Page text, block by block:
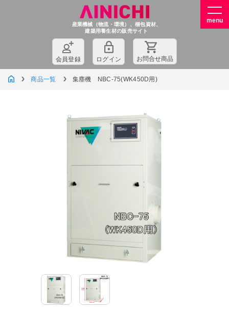
産業機械（物流・環境）、梱包資材、
建築用養生材の販売サイト
会員登録 ログイン お問合せ商品
商品一覧 集塵機 NBC-75(WK450D用)